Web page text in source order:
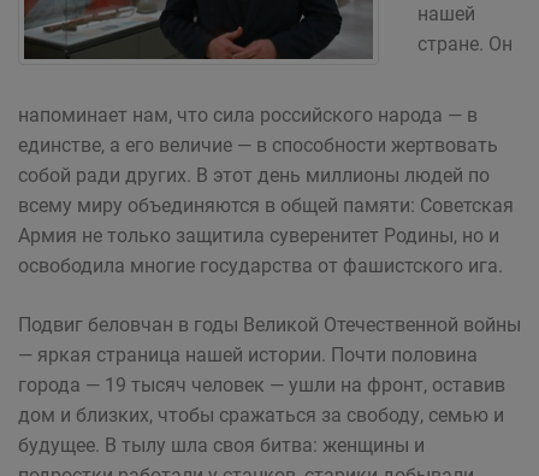
нашей
стране. Он
напоминает нам, что сила российского народа — в
единстве, а его величие — в способности жертвовать
собой ради других. В этот день миллионы людей по
всему миру объединяются в общей памяти: Советская
Армия не только защитила суверенитет Родины, но и
освободила многие государства от фашистского ига.
Подвиг беловчан в годы Великой Отечественной войны
— яркая страница нашей истории. Почти половина
города — 19 тысяч человек — ушли на фронт, оставив
дом и близких, чтобы сражаться за свободу, семью и
будущее. В тылу шла своя битва: женщины и